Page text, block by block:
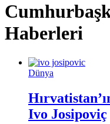
Haberleri
Dünya
Ivo Josipoviç